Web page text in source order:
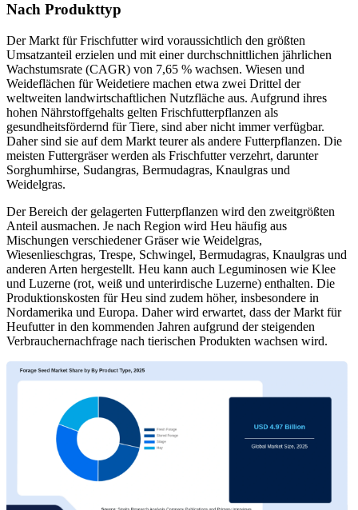
Nach Produkttyp
Der Markt für Frischfutter wird voraussichtlich den größten
Umsatzanteil erzielen und mit einer durchschnittlichen jährlichen
Wachstumsrate (CAGR) von 7,65 % wachsen. Wiesen und
Weideflächen für Weidetiere machen etwa zwei Drittel der
weltweiten landwirtschaftlichen Nutzfläche aus. Aufgrund ihres
hohen Nährstoffgehalts gelten Frischfutterpflanzen als
gesundheitsfördernd für Tiere, sind aber nicht immer verfügbar.
Daher sind sie auf dem Markt teurer als andere Futterpflanzen. Die
meisten Futtergräser werden als Frischfutter verzehrt, darunter
Sorghumhirse, Sudangras, Bermudagras, Knaulgras und
Weidelgras.
Der Bereich der gelagerten Futterpflanzen wird den zweitgrößten
Anteil ausmachen. Je nach Region wird Heu häufig aus
Mischungen verschiedener Gräser wie Weidelgras,
Wiesenlieschgras, Trespe, Schwingel, Bermudagras, Knaulgras und
anderen Arten hergestellt. Heu kann auch Leguminosen wie Klee
und Luzerne (rot, weiß und unterirdische Luzerne) enthalten. Die
Produktionskosten für Heu sind zudem höher, insbesondere in
Nordamerika und Europa. Daher wird erwartet, dass der Markt für
Heufutter in den kommenden Jahren aufgrund der steigenden
Verbrauchernachfrage nach tierischen Produkten wachsen wird.